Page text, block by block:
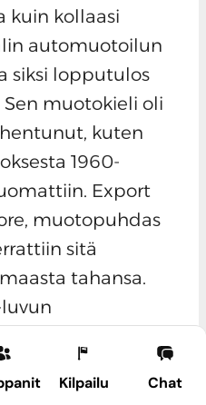
Kilpailu Chat
kuin kollaasi
automuotoilun
siksi lopputulos
muotokieli oli
kuten
1960-
Export
muotopuhdas
sitä
tahansa.
tuotteena,